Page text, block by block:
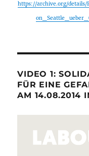
https://archive.org/
VIDEO 1:
FÜR EINE
AM 14.08.2014